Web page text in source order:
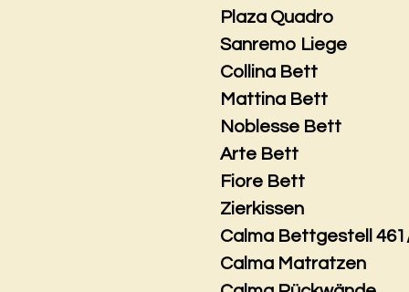
Plaza Quadro
Sanremo Liege
Collina Bett
Mattina Bett
Noblesse Bett
Arte Bett
Fiore Bett
Zierkissen
Calma Bettgestell
Calma Matratzen